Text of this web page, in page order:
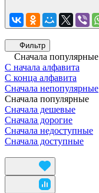
Фильтр
Сначала популярные
С начала алфавита
С конца алфавита
Сначала непопулярные
Сначала популярные
Сначала дешевые
Сначала дорогие
Сначала недоступные
Сначала доступные